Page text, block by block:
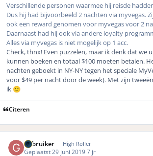
Verschillende personen waarmee hij reisde
Dus hij had bijvoorbeeld 2 nachten via myvegas.
ook een reward genomen voor myvegas voor 2
Daarnaast had hij ook via andere loyalty
Alles via myvegas is niet mogelijk op 1 acc.
Check, thnx! Even puzzelen, maar ik denk dat we
kunnen boeken en totaal $100 moeten betalen.
nachten geboekt in NY-NY tegen het speciale
voor $49 per nacht door de week). Met zijn
ik 🙂
Citeren
Gebruiker High Roller
Geplaatst 29 juni 20197 jr